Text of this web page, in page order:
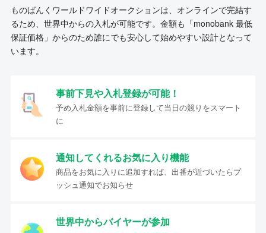
ものばんくワールドワイドオークションは、オンラインで完結す
るため、世界中からの入札が可能です。金額も「monobank 最低
保証価格」からのため誰にでも安心して始めやすい設計となって
います。
事前下見や入札登録が可能！
予め入札金額を事前に登録して当日の競りをスマート
に
通知してくれるお気に入り機能
商品をお気に入りに追加すれば、出番が近づいたらプ
ッシュ通知でお知らせ
世界中からバイヤーが参加